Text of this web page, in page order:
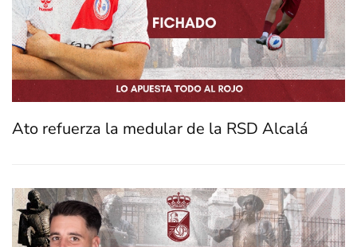
Ato refuerza la medular de la RSD Alcalá